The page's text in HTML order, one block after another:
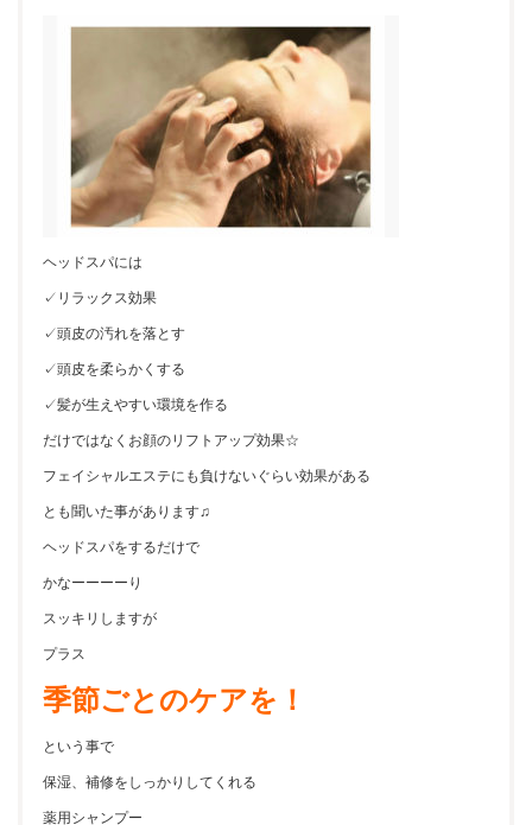
ヘッドスパには
✓リラックス効果
✓頭皮の汚れを落とす
✓頭皮を柔らかくする
✓髪が生えやすい環境を作る
だけではなくお顔のリフトアップ効果☆
フェイシャルエステにも負けないぐらい効果がある
とも聞いた事があります♫
ヘッドスパをするだけで
かなーーーーり
スッキリしますが
プラス
季節ごとのケアを！
という事で
保湿、補修をしっかりしてくれる
薬用シャンプー